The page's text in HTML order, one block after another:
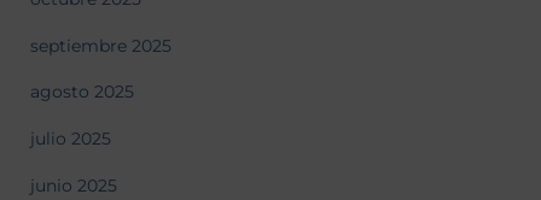
septiembre 2025
agosto 2025
julio 2025
junio 2025